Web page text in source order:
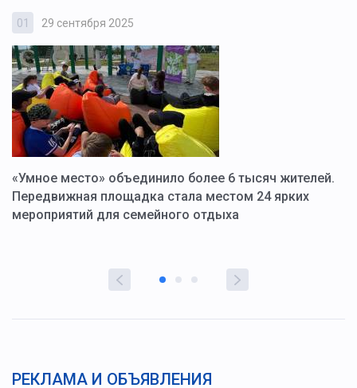
01 29 сентября 2025
«Умное место» объединило более 6 тысяч жителей.
Передвижная площадка стала местом 24 ярких
мероприятий для семейного отдыха
РЕКЛАМА И ОБЪЯВЛЕНИЯ